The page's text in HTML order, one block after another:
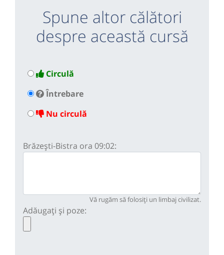
Spune altor călători
despre această cursă
Circulă
Întrebare
Nu circulă
Brăzești-Bistra ora 09:02:
Vă rugăm să folosiți un limbaj civilizat.
Adăugați și poze: